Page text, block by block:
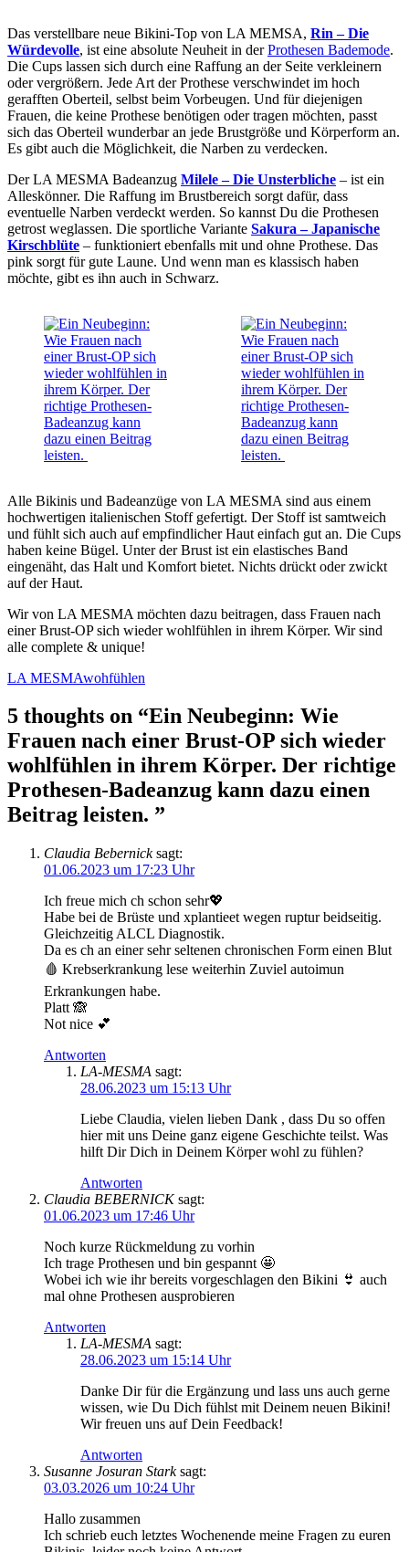
Das verstellbare neue Bikini-Top von LA MEMSA, Rin – Die
Würdevolle, ist eine absolute Neuheit in derProthesen Bademode.
Die Cups lassen sich durch eine Raffung an der Seite verkleinern
oder vergrößern. Jede Art der Prothese verschwindet im hoch
gerafften Oberteil, selbst beim Vorbeugen. Und für diejenigen
Frauen, die keine Prothese benötigen oder tragen möchten, passt
sich das Oberteil wunderbar an jede Brustgröße und Körperform an.
Es gibt auch die Möglichkeit, die Narben zu verdecken.
Der LA MESMA Badeanzug Milele – Die Unsterbliche – ist ein
Alleskönner. Die Raffung im Brustbereich sorgt dafür, dass
eventuelle Narben verdeckt werden. So kannst Du die Prothesen
getrost weglassen. Die sportliche Variante Sakura – Japanische
Kirschblüte – funktioniert ebenfalls mit und ohne Prothese. Das
pink sorgt für gute Laune. Und wenn man es klassisch haben
möchte, gibt es ihn auch in Schwarz.
Alle Bikinis und Badeanzüge von LA MESMA sind aus einem
hochwertigen italienischen Stoff gefertigt. Der Stoff ist samtweich
und fühlt sich auch auf empfindlicher Haut einfach gut an. Die Cups
haben keine Bügel. Unter der Brust ist ein elastisches Band
eingenäht, das Halt und Komfort bietet. Nichts drückt oder zwickt
auf der Haut.
Wir von LA MESMA möchten dazu beitragen, dass Frauen nach
einer Brust-OP sich wieder wohlfühlen in ihrem Körper. Wir sind
alle complete & unique!
LA MESMAwohfühlen
5 thoughts on “Ein Neubeginn: Wie
Frauen nach einer Brust-OP sich wieder
wohlfühlen in ihrem Körper. Der richtige
Prothesen-Badeanzug kann dazu einen
Beitrag leisten. ”
Claudia Bebernick sagt:
01.06.2023 um 17:23 Uhr
Ich freue mich ch schon sehr💖
Habe bei de Brüste und xplantieet wegen ruptur beidseitig.
Gleichzeitig ALCL Diagnostik.
Da es ch an einer sehr seltenen chronischen Form einen Blut
🩸 Krebserkrankung lese weiterhin Zuviel autoimun
Erkrankungen habe.
Platt 🙈
Not nice 💕
Antworten
LA-MESMA sagt:
28.06.2023 um 15:13 Uhr
Liebe Claudia, vielen lieben Dank , dass Du so offen
hier mit uns Deine ganz eigene Geschichte teilst. Was
hilft Dir Dich in Deinem Körper wohl zu fühlen?
Antworten
Claudia BEBERNICK sagt:
01.06.2023 um 17:46 Uhr
Noch kurze Rückmeldung zu vorhin
Ich trage Prothesen und bin gespannt 🤩
Wobei ich wie ihr bereits vorgeschlagen den Bikini 👙 auch
mal ohne Prothesen ausprobieren
Antworten
LA-MESMA sagt:
28.06.2023 um 15:14 Uhr
Danke Dir für die Ergänzung und lass uns auch gerne
wissen, wie Du Dich fühlst mit Deinem neuen Bikini!
Wir freuen uns auf Dein Feedback!
Antworten
Susanne Josuran Stark sagt:
03.03.2026 um 10:24 Uhr
Hallo zusammen
Ich schrieb euch letztes Wochenende meine Fragen zu euren